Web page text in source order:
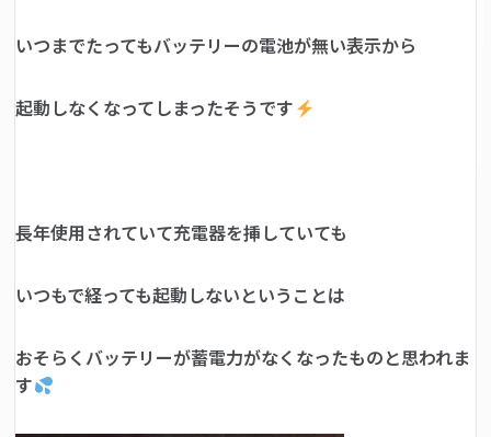
いつまでたってもバッテリーの電池が無い表示から
起動しなくなってしまったそうです
長年使用されていて充電器を挿していても
いつもで経っても起動しないということは
おそらくバッテリーが蓄電力がなくなったものと思われま
す